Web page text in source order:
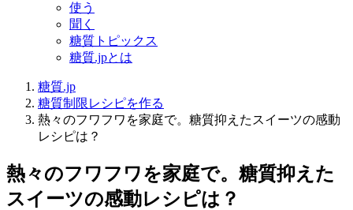
使う
聞く
糖質トピックス
糖質.jpとは
糖質.jp
糖質制限レシピを作る
熱々のフワフワを家庭で。糖質抑えたスイーツの感動
レシピは？
熱々のフワフワを家庭で。糖質抑えた
スイーツの感動レシピは？